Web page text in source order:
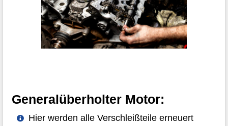
Generalüberholter Motor:
Hier werden alle Verschleißteile erneuert